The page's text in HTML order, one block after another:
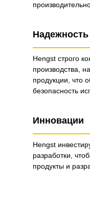
Надежность
Инновации
Hengst строго
производства,
продукции, что
безопасность
Hengst
разработки,
продукты и